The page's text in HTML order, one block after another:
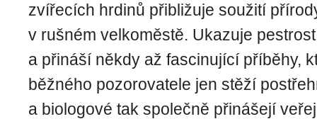
zvířecích hrdinů přibližuje soužití
v rušném velkoměstě. Ukazuje
a přináší někdy až fascinující příběhy,
běžného pozorovatele jen stěží
a biologové tak společně přinášejí